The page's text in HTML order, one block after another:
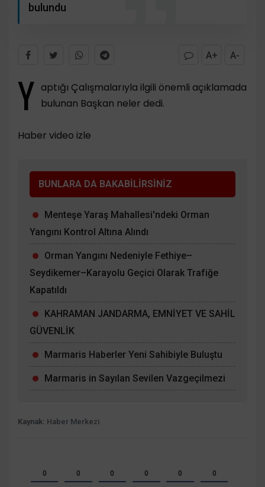
bulundu
A+ A-
Y aptığı Çalışmalarıyla ilgili önemli açıklamada
bulunan Başkan neler dedi.
Haber video izle
BUNLARA DA BAKABİLİRSİNİZ
Menteşe Yaraş Mahallesi'ndeki Orman
Yangını Kontrol Altına Alındı
Orman Yangını Nedeniyle Fethiye–
Seydikemer–Karayolu Geçici Olarak Trafiğe
Kapatıldı
KAHRAMAN JANDARMA, EMNİYET VE SAHİL
GÜVENLİK
Marmaris Haberler Yeni Sahibiyle Buluştu
Marmaris in Sayılan Sevilen Vazgeçilmezi
Kaynak: Haber Merkezi
0 0 0 0 0 0